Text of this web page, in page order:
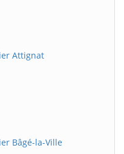
Attignat
Bâgé-la-Ville